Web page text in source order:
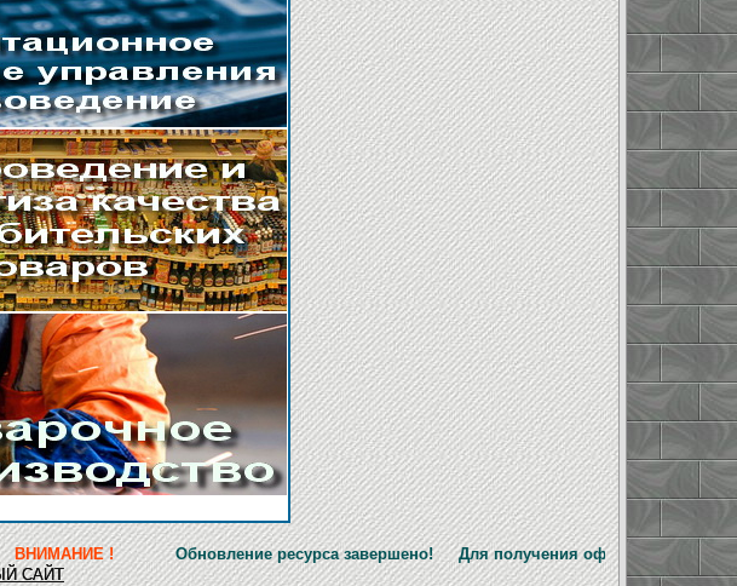
!Обновление ресурса завершено! Для получения официальной информации
САЙТ